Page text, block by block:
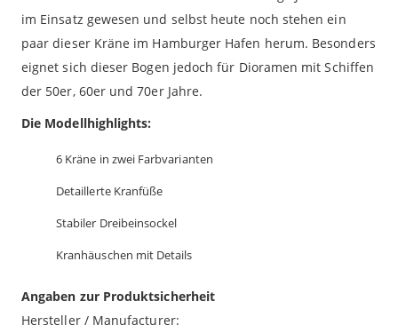
im Einsatz gewesen und selbst heute noch stehen ein
paar dieser Kräne im Hamburger Hafen herum. Besonders
eignet sich dieser Bogen jedoch für Dioramen mit Schiffen
der 50er, 60er und 70er Jahre.
Die Modellhighlights:
6 Kräne in zwei Farbvarianten
Detaillerte Kranfüße
Stabiler Dreibeinsockel
Kranhäuschen mit Details
Angaben zur Produktsicherheit
Hersteller / Manufacturer: